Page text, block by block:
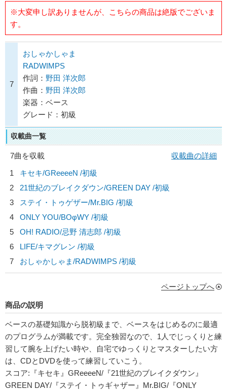
※大変申し訳ありませんが、こちらの商品は絶版でございま
す。
7
おしゃかしゃま
RADWIMPS
作詞： 野田 洋次郎
作曲： 野田 洋次郎
楽器：ベース
グレード：初級
収載曲一覧
7曲を収載
収載曲の詳細
1
キセキ/GReeeeN /初級
2
21世紀のブレイクダウン/GREEN DAY /初級
3
ステイ・トゥゲザー/Mr.BIG /初級
4
ONLY YOU/BOφWY /初級
5
OH! RADIO/忌野 清志郎 /初級
6
LIFE/キマグレン /初級
7
おしゃかしゃま/RADWIMPS /初級
ページトップへ
商品の説明
ベースの基礎知識から脱初級まで、ベースをはじめるのに最適
のプログラムが満載です。完全独習なので、1人でじっくりと練
習して腕を上げたい時や、自宅でゆっくりとマスターしたい方
は、CDとDVDを使って練習していこう。
スコア:『キセキ』GReeeeN/『21世紀のブレイクダウン』
GREEN DAY/『ステイ・トゥギャザー』Mr.BIG/『ONLY